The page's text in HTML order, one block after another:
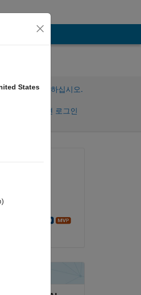
하려면 로그인하십시오.
을 팔로우하려면 로그인
States